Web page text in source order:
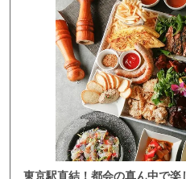
東京駅直結！都会の真ん中で